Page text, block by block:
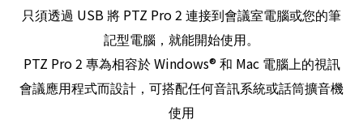
只須透過 USB 將 PTZ Pro 2 連接到會議室電腦或您的筆
記型電腦，就能開始使用。
PTZ Pro 2 專為相容於Windows® 和 Mac 電腦上的視訊
會議應用程式而設計，可搭配任何音訊系統或話筒擴音機
使用